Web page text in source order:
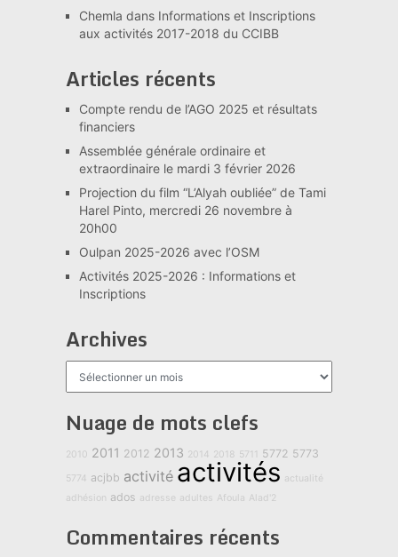
Chemla dans Informations et Inscriptions
aux activités 2017-2018 du CCIBB
Articles récents
Compte rendu de l’AGO 2025 et résultats
financiers
Assemblée générale ordinaire et
extraordinaire le mardi 3 février 2026
Projection du film “L’Alyah oubliée” de Tami
Harel Pinto, mercredi 26 novembre à
20h00
Oulpan 2025-2026 avec l’OSM
Activités 2025-2026 : Informations et
Inscriptions
Archives
Nuage de mots clefs
2010 2011 2012 2013 2014 2018 5711 5772 5773
5774 acjbb activité activités actualité
adhésion ados adresse adultes Afoula Alad'2
Commentaires récents